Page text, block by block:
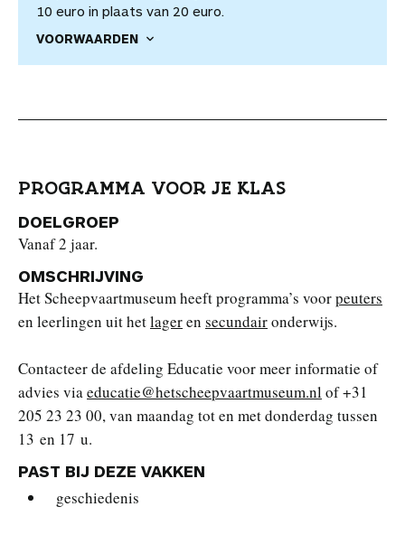
10 euro in plaats van 20 euro.
VOORWAARDEN
PROGRAMMA VOOR JE KLAS
DOELGROEP
Vanaf 2 jaar.
OMSCHRIJVING
Het Scheepvaartmuseum heeft programma’s voorpeuters
en leerlingen uit hetlageren secundaironderwijs.
Contacteer de afdeling Educatie voor meer informatie of
advies viaeducatie@hetscheepvaartmuseum.nl of +31
205 23 23 00, van maandag tot en met donderdag tussen
13 en 17 u.
PAST BIJ DEZE VAKKEN
geschiedenis